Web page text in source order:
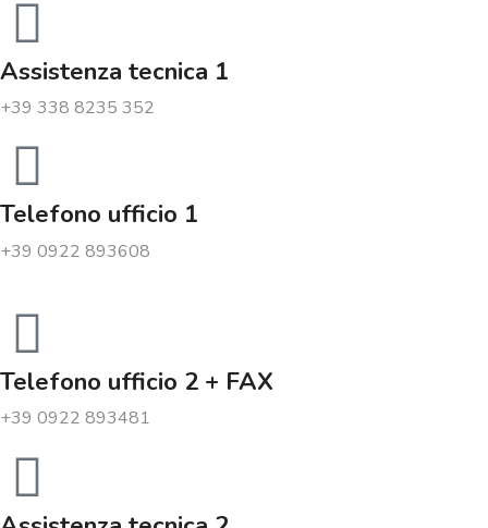
Assistenza tecnica 1
+39 338 8235 352
Telefono ufficio 1
+39 0922 893608
Telefono ufficio 2 + FAX
+39 0922 893481